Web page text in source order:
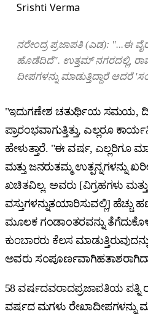
Srishti Verma
ನರೇಂದ್ರ ಪ್ರಜಾಪತಿ (ಎಡ): "...ಈ
ಹೊಡೆದಿದೆ". ಉತ್ತಮ್ ನಗರದಲ್ಲಿ,
ದೀಪಗಳನ್ನು ಮಾಡುತ್ತಿದ್ದಾರೆ ಆದರೆ
"ಇದುಗಣೇಶ ಚತುರ್ಥಿಯ ಸಮಯ,
ಪ್ರಾರಂಭವಾಗುತ್ತಿತ್ತು, ಎಲ್ಲರೂ
ಹೇಳುತ್ತಾರೆ. "ಈ ವರ್ಷ, ಎಲ್ಲರಿಗೂ
ಮತ್ತು ಜನರುತಮ್ಮ ಉತ್ಪನ್ನಗಳನ್ನು
ಖಚಿತವಿಲ್ಲ. ಅವರು [ವಿಗ್ರಹಗಳು
ವಸ್ತುಗಳನ್ನುತಯಾರಿಸುವಲ್ಲಿ] ಹೆಚ್ಚು
ಮೂಲಕ ಗಂಡಾಂತರವನ್ನು
ಕುಂಬಾರರು ಕೆಲಸ
ಅವರು
58 ವರ್ಷದವರಾದಪ್ರಜಾಪತಿಯ ಪತ್ನಿ
ವರ್ಷದ ಮಗಳು ರೇಖಾದೀಪಗಳನ್ನು